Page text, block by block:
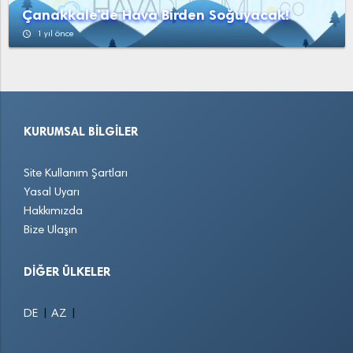
Çanakkale'de Hava Birden Soğuyacak!
access_time 1 yıl önce
KURUMSAL BILGILER
Site Kullanım Şartları
Yasal Uyarı
Hakkımızda
Bize Ulaşın
DIĞER ÜLKELER
DE AZ